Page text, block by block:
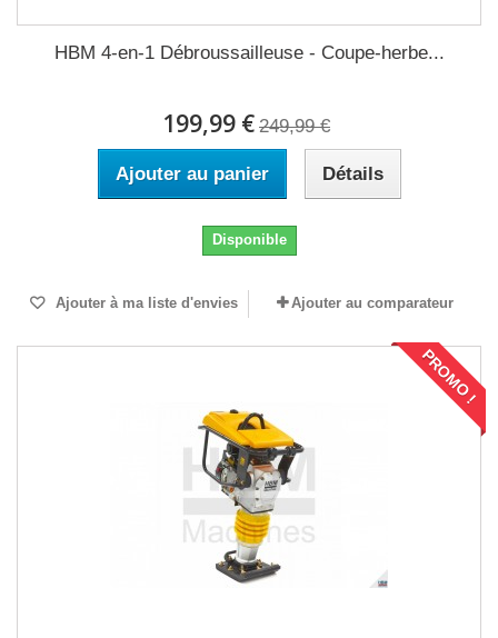
HBM 4-en-1 Débroussailleuse - Coupe-herbe...
199,99 € 249,99 €
Ajouter au panier Détails
Disponible
Ajouter à ma liste d'envies Ajouter au comparateur
PROMO !